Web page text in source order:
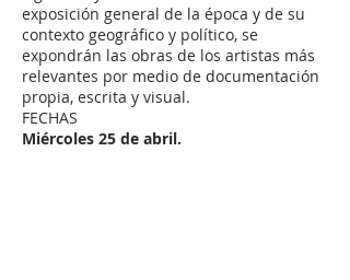
exposición general de la época y de su
contexto geográfico y político, se
expondrán las obras de los artistas más
relevantes por medio de documentación
propia, escrita y visual.
FECHAS
Miércoles 25 de abril.